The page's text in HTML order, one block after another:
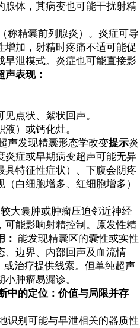
腺体，其病变也可能干扰射精
称精囊前列腺炎）。炎症可导
加，射精时疼痛不适可能促
早泄模式。炎症也可能直接影
声表现：
点状、絮状回声。
）或钙化灶。
声发现精囊形态学改变提示炎
炎症或早期病变超声可能无异
具特征性症状）、下腹会阴疼
白细胞增多、红细胞增多）
大囊肿或肿瘤压迫邻近神经
可能影响射精控制。原发性精
： 能发现精囊区的囊性或实性
、边界、内部回声及血流情
治疗提供线索。但单纯超声
肿瘤易漏诊。
中的定位：价值与局限并存
识别可能与早泄相关的器质性